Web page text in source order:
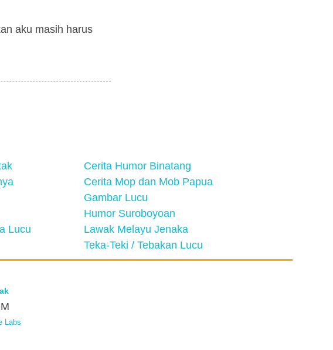
aku masih harus
Cerita Humor Binatang
Cerita Mop dan Mob Papua
Gambar Lucu
Humor Suroboyoan
Lucu
Lawak Melayu Jenaka
Teka-Teki / Tebakan Lucu
Labs